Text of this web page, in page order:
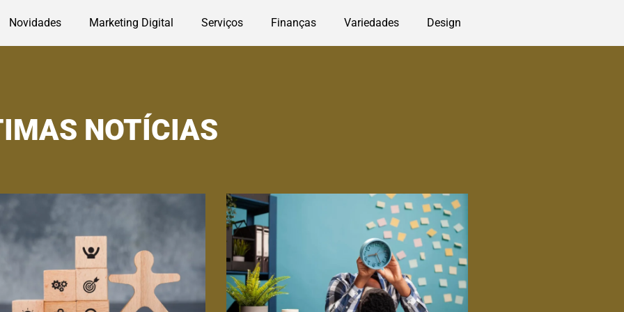
Novidades Marketing Digital Serviços Finanças Variedades Design
NOTÍCIAS